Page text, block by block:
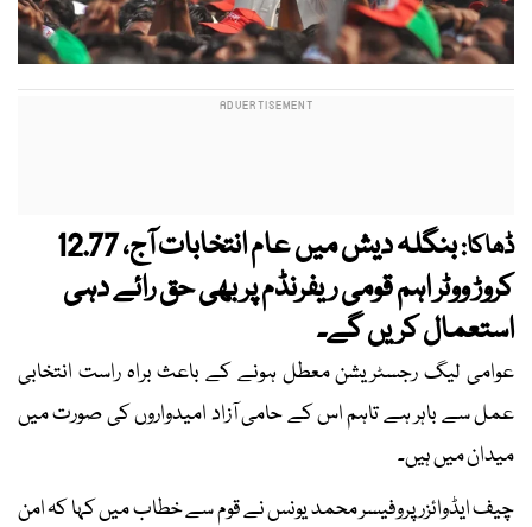
ڈھاکا:
بنگلہ دیش میں عام انتخابات آج، 12.77
کروڑ ووٹر اہم قومی ریفرنڈم پر بھی حق رائے دہی
استعمال کریں گے۔
عوامی لیگ رجسٹریشن معطل ہونے کے باعث براہ راست انتخابی
عمل سے باہر ہے تاہم اس کے حامی آزاد امیدواروں کی صورت میں
میدان میں ہیں۔
چیف ایڈوائزر پروفیسر محمد یونس نے قوم سے خطاب میں کہا کہ امن